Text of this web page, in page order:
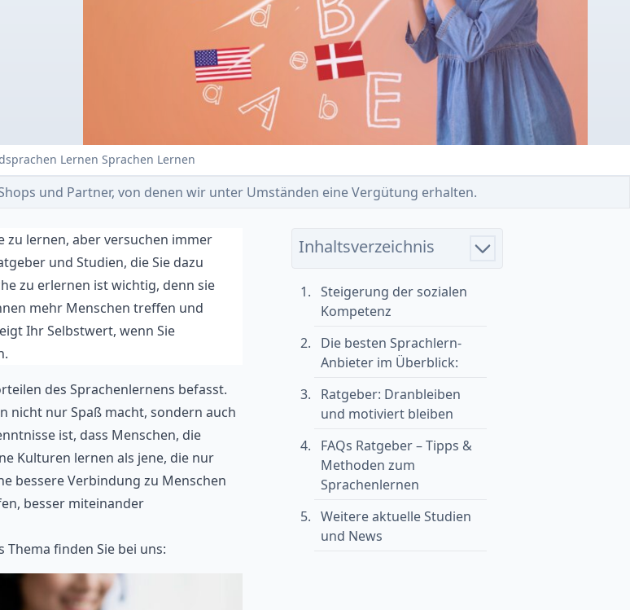
Lernen Sprachen Lernen
und Partner, von denen wir unter Umständen eine Vergütung erhalten.
zu lernen, aber versuchen immer
und Studien, die Sie dazu
zu erlernen ist wichtig, denn sie
mehr Menschen treffen und
Ihr Selbstwert, wenn Sie
des Sprachenlernens befasst.
nicht nur Spaß macht, sondern auch
ist, dass Menschen, die
Kulturen lernen als jene, die nur
bessere Verbindung zu Menschen
besser miteinander
finden Sie bei uns:
Inhaltsverzeichnis
Steigerung der sozialen
Kompetenz
Die besten Sprachlern-
Anbieter im Überblick:
Ratgeber: Dranbleiben
und motiviert bleiben
FAQs Ratgeber – Tipps &
Methoden zum
Sprachenlernen
Weitere aktuelle Studien
und News